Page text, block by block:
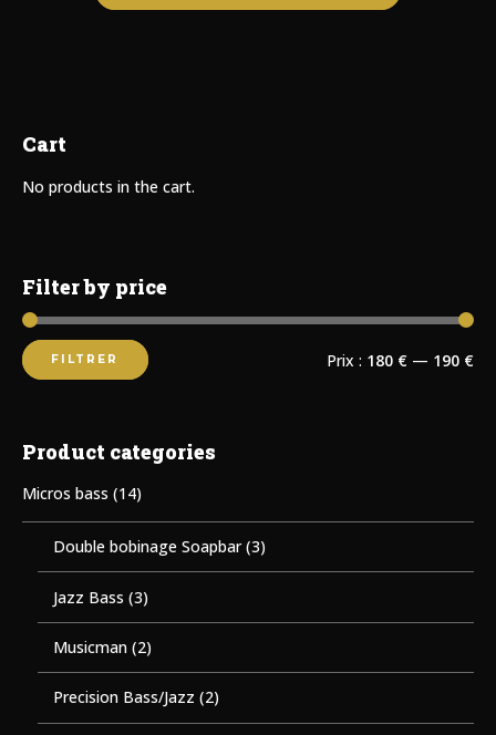
Cart
No products in the cart.
Filter by price
FILTRER Prix : 180 € — 190 €
Product categories
Micros bass (14)
Double bobinage Soapbar (3)
Jazz Bass (3)
Musicman (2)
Precision Bass/Jazz (2)